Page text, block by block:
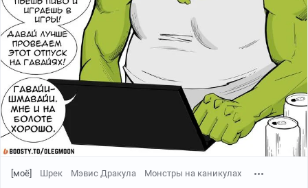
[моё] Шрек Мэвис Дракула Монстры на каникулах